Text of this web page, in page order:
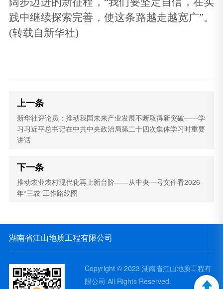
践中继续探索完善，使这条路越走越宽广”。
(转载自新华社)
上一条
新华社评论员：推动我国未来产业发展不断取得新突破——学
习习近平总书记在中共中央政治局第二十四次集体学习时重要
讲话
下一条
推动农业农村现代化再上新台阶——从中央一号文件看2026
年“三农”工作路线图
湖南省江山地质工程有限公司
Copyright © 2023 湖南省江山地质工程有
限公司 All Rights Reserved.